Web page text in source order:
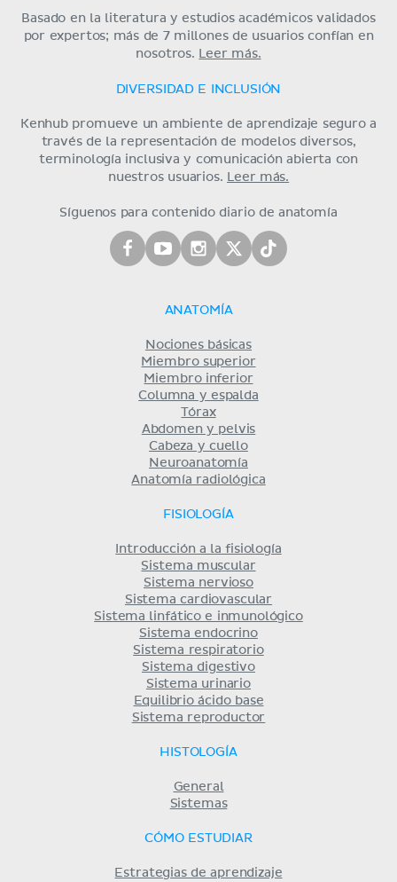
Basado en la literatura y estudios académicos validados
por expertos; más de 7 millones de usuarios confían en
nosotros. Leer más.
DIVERSIDAD E INCLUSIÓN
Kenhub promueve un ambiente de aprendizaje seguro a
través de la representación de modelos diversos,
terminología inclusiva y comunicación abierta con
nuestros usuarios. Leer más.
Síguenos para contenido diario de anatomía
ANATOMÍA
Nociones básicas
Miembro superior
Miembro inferior
Columna y espalda
Tórax
Abdomen y pelvis
Cabeza y cuello
Neuroanatomía
Anatomía radiológica
FISIOLOGÍA
Introducción a la fisiología
Sistema muscular
Sistema nervioso
Sistema cardiovascular
Sistema linfático e inmunológico
Sistema endocrino
Sistema respiratorio
Sistema digestivo
Sistema urinario
Equilibrio ácido base
Sistema reproductor
HISTOLOGÍA
General
Sistemas
CÓMO ESTUDIAR
Estrategias de aprendizaje